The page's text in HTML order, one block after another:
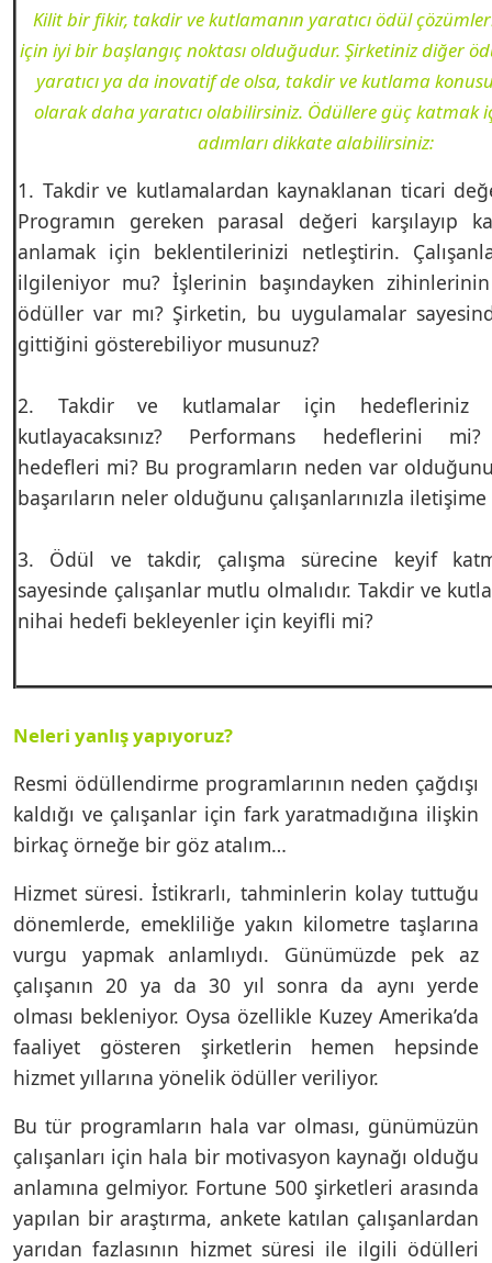
Kilit bir fikir, takdir ve kutlamanın yaratıcı ödül
için iyi bir başlangıç noktası olduğudur. Şirketiniz diğer
yaratıcı ya da inovatif de olsa, takdir ve kutlama
olarak daha yaratıcı olabilirsiniz. Ödüllere güç katmak
adımları dikkate alabilirsiniz:
1. Takdir ve kutlamalardan kaynaklanan ticari
Programın gereken parasal değeri karşılayıp
anlamak için beklentilerinizi netleştirin.
ilgileniyor mu? İşlerinin başındayken
ödüller var mı? Şirketin, bu uygulamalar
gittiğini gösterebiliyor musunuz?
2. Takdir ve kutlamalar için hedefleriniz
kutlayacaksınız? Performans hedeflerini mi?
hedefleri mi? Bu programların neden var
başarıların neler olduğunu çalışanlarınızla
3. Ödül ve takdir, çalışma sürecine keyif
sayesinde çalışanlar mutlu olmalıdır. Takdir ve
nihai hedefi bekleyenler için keyifli mi?
Neleri yanlış yapıyoruz?
Resmi ödüllendirme programlarının neden çağdışı
kaldığı ve çalışanlar için fark yaratmadığına ilişkin
birkaç örneğe bir göz atalım…
Hizmet süresi. İstikrarlı, tahminlerin kolay tuttuğu
dönemlerde, emekliliğe yakın kilometre taşlarına
vurgu yapmak anlamlıydı. Günümüzde pek az
çalışanın 20 ya da 30 yıl sonra da aynı yerde
olması bekleniyor. Oysa özellikle Kuzey Amerika’da
faaliyet gösteren şirketlerin hemen hepsinde
hizmet yıllarına yönelik ödüller veriliyor.
Bu tür programların hala var olması, günümüzün
çalışanları için hala bir motivasyon kaynağı olduğu
anlamına gelmiyor. Fortune 500 şirketleri arasında
yapılan bir araştırma, ankete katılan çalışanlardan
yarıdan fazlasının hizmet süresi ile ilgili ödülleri